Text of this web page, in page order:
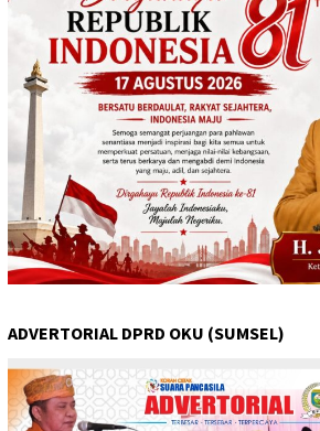
ADVERTORIAL DPRD OKU (SUMSEL)